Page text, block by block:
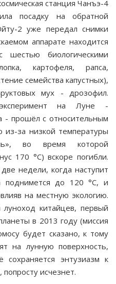
станция Чанъэ-4
посадку на обратной
2 уже передал снимки
аппарате находится
шестью биологическими
картофеля, рапса,
семейства капустных),
мух - дрозофил.
на Луне -
- прошёл с относительным
за низкой температуры
во время которой
170 °С) вскоре погибли.
недели, когда наступит
поднимется до 120 °С, и
на местную экологию.
китайцев, первый
в 2013 году (миссия
будет сказано, к тому
на лунную поверх­ность,
энтузиазм к
исчезнет.